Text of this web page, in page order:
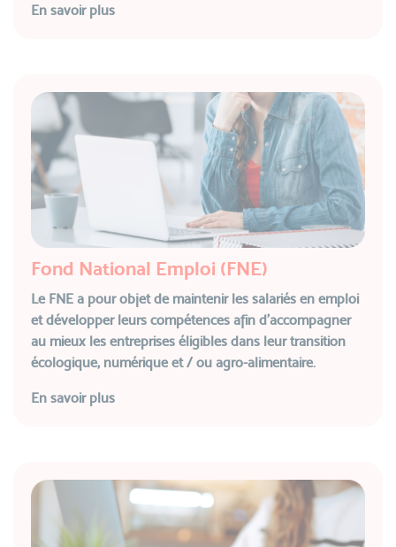
En savoir plus
Fond National Emploi (FNE)
Le FNE a pour objet de maintenir les salariés en emploi
et développer leurs compétences afin d’accompagner
au mieux les entreprises éligibles dans leur transition
écologique, numérique et / ou agro-alimentaire.
En savoir plus